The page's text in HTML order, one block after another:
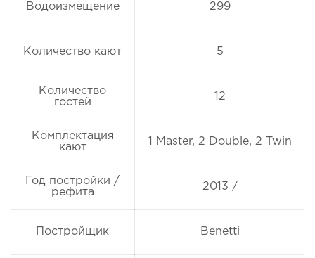
Водоизмещение 299
Количество кают 5
Количество
гостей
12
Комплектация
кают
1 Master, 2 Double, 2 Twin
Год постройки /
рефита
2013 /
Постройщик Benetti